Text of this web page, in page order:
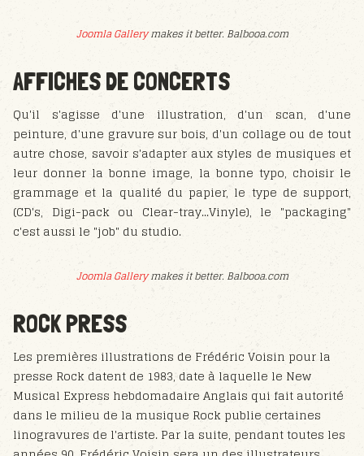
Joomla Gallerymakes it better. Balbooa.com
AFFICHES DE CONCERTS
Qu'il s'agisse d'une illustration, d'un scan, d'une
peinture, d'une gravure sur bois, d'un collage ou de tout
autre chose, savoir s'adapter aux styles de musiques et
leur donner la bonne image, la bonne typo, choisir le
grammage et la qualité du papier, le type de support,
(CD's, Digi-pack ou Clear-tray...Vinyle), le "packaging"
c'est aussi le "job" du studio.
Joomla Gallerymakes it better. Balbooa.com
ROCK PRESS
Les premières illustrations de Frédéric Voisin pour la
presse Rock datent de 1983, date à laquelle le New
Musical Express hebdomadaire Anglais qui fait autorité
dans le milieu de la musique Rock publie certaines
linogravures de l'artiste. Par la suite, pendant toutes les